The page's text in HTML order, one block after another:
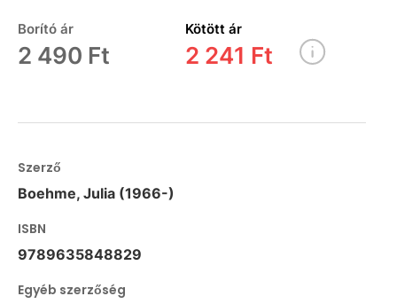
Borító ár
2 490 Ft
Kötött ár
2 241 Ft
Szerző
Boehme, Julia (1966-)
ISBN
9789635848829
Egyéb szerzőség